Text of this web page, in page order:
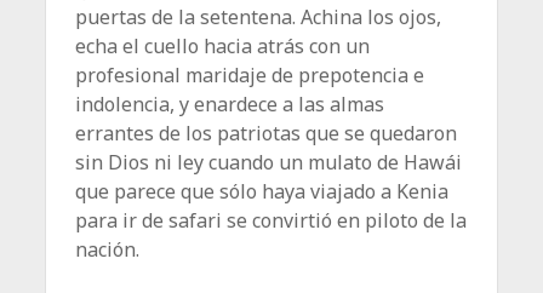
puertas de la setentena. Achina los ojos,
echa el cuello hacia atrás con un
profesional maridaje de prepotencia e
indolencia, y enardece a las almas
errantes de los patriotas que se quedaron
sin Dios ni ley cuando un mulato de Hawái
que parece que sólo haya viajado a Kenia
para ir de safari se convirtió en piloto de la
nación.